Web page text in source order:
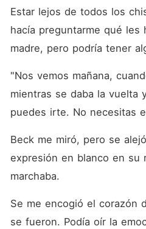
Estar lejos de todos los
hacía preguntarme qué les
madre, pero podría tener
"Nos vemos mañana,
mientras se daba la vuelta
puedes irte. No necesitas
Beck me miró, pero se
expresión en blanco en su
marchaba.
Se me encogió el corazón
se fueron. Podía oír la